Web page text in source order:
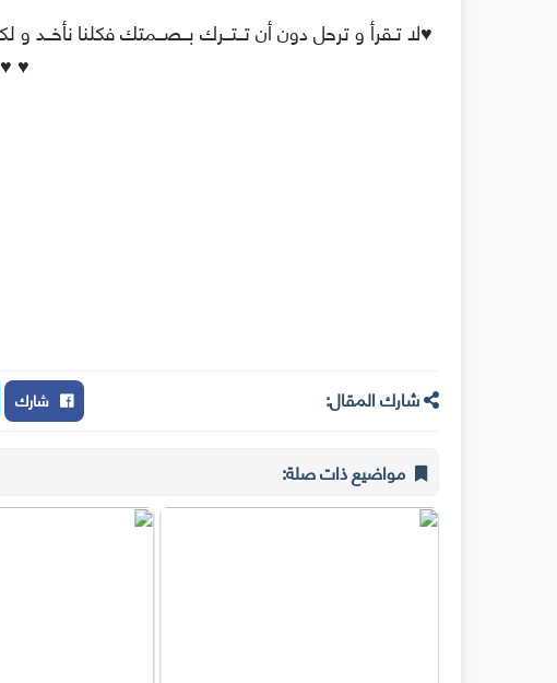
♥ ♥
شارك المقال: شارك
مواضيع ذات صلة: